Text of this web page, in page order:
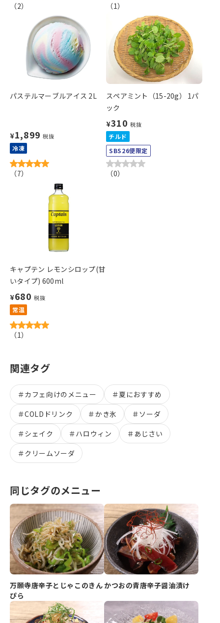
（2） （1）
パステルマーブルアイス 2L
¥1,899 税抜
冷凍
（7）
スペアミント（15-20g） 1パ
ック
¥310 税抜
チルド
SBS26便限定
（0）
キャプテン レモンシロップ(甘
いタイプ) 600ml
¥680 税抜
常温
（1）
関連タグ
＃カフェ向けのメニュー ＃夏におすすめ
＃COLDドリンク ＃かき氷 ＃ ソーダ
＃シェイク ＃ハロウィン ＃ あじさい
＃クリームソーダ
同じタグのメニュー
万願寺唐辛子とじゃこのきん
ぴら
かつおの青唐辛子醤油漬け